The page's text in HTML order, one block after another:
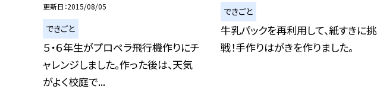
更新日 2015/08/05
できごと
５・６年生がプロペラ飛行機作りにチ
ャレンジしました。作った後は、天気
がよく校庭で...
できごと
牛乳パックを再利用して、紙すきに挑
戦！手作りはがきを作りました。